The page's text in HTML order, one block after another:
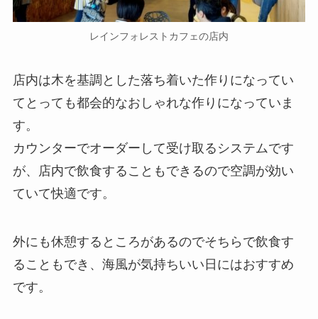
レインフォレストカフェの店内
店内は木を基調とした落ち着いた作りになってい
てとっても都会的なおしゃれな作りになっていま
す。
カウンターでオーダーして受け取るシステムです
が、店内で飲食することもできるので空調が効い
ていて快適です。
外にも休憩するところがあるのでそちらで飲食す
ることもでき、海風が気持ちいい日にはおすすめ
です。